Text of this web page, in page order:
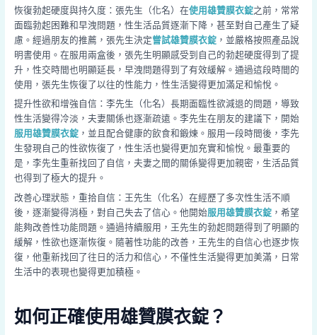
恢復勃起硬度與持久度：張先生（化名）在使用雄贊膜衣錠之前，常常
面臨勃起困難和早洩問題，性生活品質逐漸下降，甚至對自己產生了疑
慮。經過朋友的推薦，張先生決定嘗試雄贊膜衣錠，並嚴格按照產品說
明書使用。在服用兩盒後，張先生明顯感受到自己的勃起硬度得到了提
升，性交時間也明顯延長，早洩問題得到了有效緩解。通過這段時間的
使用，張先生恢復了以往的性能力，性生活變得更加滿足和愉悅。
提升性欲和增強自信：李先生（化名）長期面臨性欲減退的問題，導致
性生活變得冷淡，夫妻關係也逐漸疏遠。李先生在朋友的建議下，開始
服用雄贊膜衣錠，並且配合健康的飲食和鍛煉。服用一段時間後，李先
生發現自己的性欲恢復了，性生活也變得更加充實和愉悅。最重要的
是，李先生重新找回了自信，夫妻之間的關係變得更加親密，生活品質
也得到了極大的提升。
改善心理狀態，重拾自信：王先生（化名）在經歷了多次性生活不順
後，逐漸變得消極，對自己失去了信心。他開始服用雄贊膜衣錠，希望
能夠改善性功能問題。通過持續服用，王先生的勃起問題得到了明顯的
緩解，性欲也逐漸恢復。隨著性功能的改善，王先生的自信心也逐步恢
復，他重新找回了往日的活力和信心，不僅性生活變得更加美滿，日常
生活中的表現也變得更加積極。
如何正確使用雄贊膜衣錠？